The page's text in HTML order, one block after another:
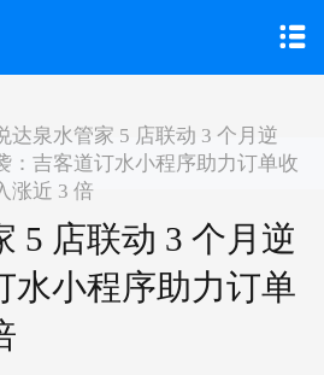

达泉水管家 5 店联动 3 个月逆
：吉客道订水小程序助力订单收
涨近 3 倍
5 店联动 3 个月逆
水小程序助力订单